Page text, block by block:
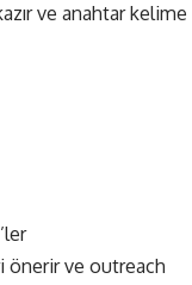
ve anahtar kelime
önerir ve outreach